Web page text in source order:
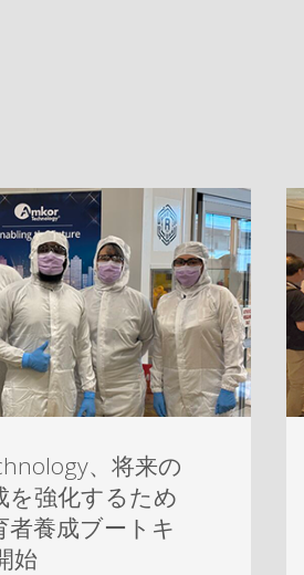
、将来の
を強化するため
者養成ブートキ
始